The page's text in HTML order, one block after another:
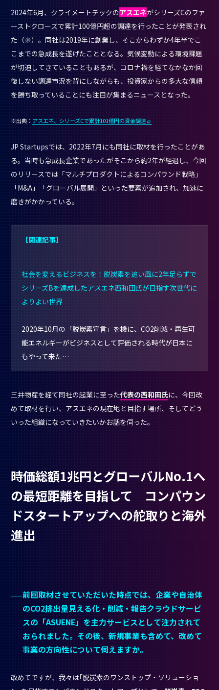
2024年6月、クライメートテックのアスエネがシリーズCのファ
ーストクローズで累計100億円超の調達を行ったことが発表され
た（※）。同社は2019年に創業し、そこからわずか4年半でこ
こまでの急成長を遂げたこととなる。気候変動による環境課題
が切迫してきていることもあるが、コロナ禍を経てなかなか回
復しない調達市況を背にしながらも、投資家からの多大な信頼
を勝ち取っていることにも注目が集まるニュースとなった。
※出典： アスエネ、シリーズCで累計101億円の資金調達
JP Startupsでは、2022年7月にも同社に取材を行ったことがあ
る。当時も急成長企業であったがそこから約2年が経過し、今回
のリリースでは「マルチプロダクトによるコンパウンド戦略」
「M&A」「グローバル展開」といった要素が追加され、加速に
磨きがかかっている。
【関連記事】
社会を変えるビジネスを！脱炭素を追い風に2年足らずで
シリーズBを達成したアスエネ西和田氏が目指す次世代に
よりよい世界
2020年10月の「脱炭素宣言」を機に、CO2削減・再生可
能エネルギーがビジネスとして評価される時代が日本に
もやって来た…
三井物産を経て同社の起業に至った代表の西和田氏に、今回改
めて取材を行い、アスエネの現在地と目指す場所、そしてどう
いった組織になっていきたいかお話を伺った。
時価総額1兆円とグローバルNo.1へ
の最短距離を目指して コンパウン
ドスタートアップへの舵取りと海外
進出
前回取材させていただいた時点では、企業や自治体
のCO2排出量見える化・削減・報告クラウドサービ
スの「ASUENE」を主力サービスとして注力されて
おられました。その後、新規事業も含めて、改めて
事業の方向性について伺えますか。
改めてですが、我々は｢脱炭素のワンストップ・ソリューショ